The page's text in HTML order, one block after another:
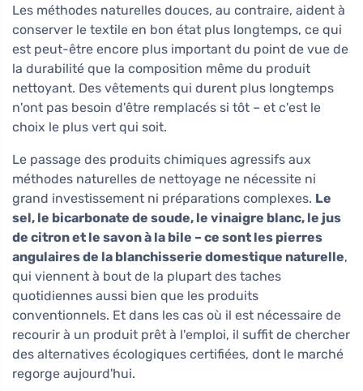
Les méthodes naturelles douces, au contraire, aident à
conserver le textile en bon état plus longtemps, ce qui
est peut-être encore plus important du point de vue de
la durabilité que la composition même du produit
nettoyant. Des vêtements qui durent plus longtemps
n'ont pas besoin d'être remplacés si tôt – et c'est le
choix le plus vert qui soit.
Le passage des produits chimiques agressifs aux
méthodes naturelles de nettoyage ne nécessite ni
grand investissement ni préparations complexes. Le
sel, le bicarbonate de soude, le vinaigre blanc, le jus
de citron et le savon à la bile – ce sont les pierres
angulaires de la blanchisserie domestique naturelle,
qui viennent à bout de la plupart des taches
quotidiennes aussi bien que les produits
conventionnels. Et dans les cas où il est nécessaire de
recourir à un produit prêt à l'emploi, il suffit de chercher
des alternatives écologiques certifiées, dont le marché
regorge aujourd'hui.